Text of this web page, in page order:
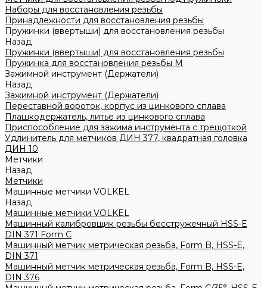
Наборы для восстановления резьбы
Принадлежности для восстановления резьбы
Пружинки (ввертыши) для восстановления резьбы
Назад
Пружинки (ввертыши) для восстановления резьбы
Пружинка для восстановления резьбы M
Зажимной инструмент (Держатели)
Назад
Зажимной инструмент (Держатели)
Переставной вороток, корпус из цинкового сплава
Плашкодержатель, литье из цинкового сплава
Приспособление для зажима инструмента с трещоткой
Удлинитель для метчиков ДИН 377, квадратная головка
ДИН 10
Метчики
Назад
Метчики
Машинные метчики VOLKEL
Назад
Машинные метчики VOLKEL
Машинный калибровщик резьбы бесстружечный HSS-Е
DIN 371 Form C
Машинный метчик метрическая резьба, Form B, HSS-E,
DIN 371
Машинный метчик метрическая резьба, Form B, HSS-E,
DIN 376